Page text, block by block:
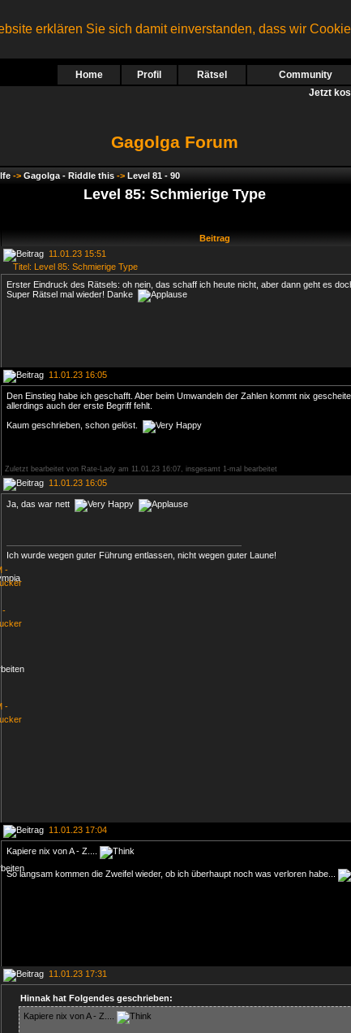
erklären Sie sich damit einverstanden, dass wir
Home Profil Rätsel Community
Jetzt
Gagolga Forum
-> Gagolga - Riddle this -> Level 81 - 90
Level 85: Schmierige Type
Beitrag
11.01.23 15:51
Titel: Level 85: Schmierige Type
Erster Eindruck des Rätsels: oh nein, das schaff ich heute nicht, aber dann geht es
Super Rätsel mal wieder! Danke
11.01.23 16:05
Den Einstieg habe ich geschafft. Aber beim Umwandeln der Zahlen kommt nix
allerdings auch der erste Begriff fehlt.
Kaum geschrieben, schon gelöst.
Zuletzt bearbeitet von Rate-Lady am 11.01.23 16:07, insgesamt 1-mal bearbeitet
11.01.23 16:05
Ja, das war nett
Ich wurde wegen guter Führung entlassen, nicht wegen guter Laune!
11.01.23 17:04
Kapiere nix von A - Z....
So langsam kommen die Zweifel wieder, ob ich überhaupt noch was verloren habe...
11.01.23 17:31
Hinnak hat Folgendes geschrieben:
Kapiere nix von A - Z....